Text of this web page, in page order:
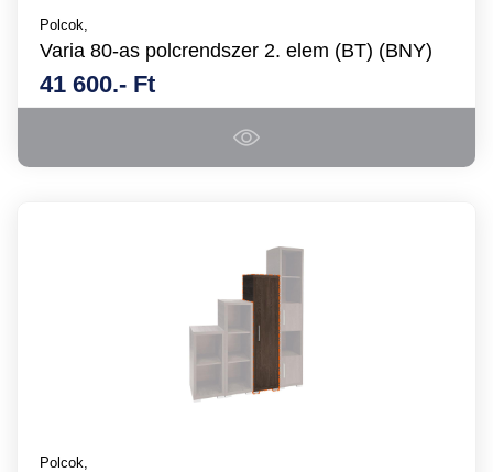
Polcok,
Varia 80-as polcrendszer 2. elem (BT) (BNY)
41 600.- Ft
Polcok,